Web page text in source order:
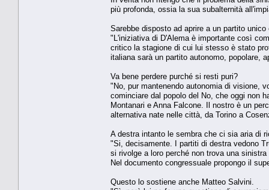
più profonda, ossia la sua subalternità
Sarebbe disposto ad aprire a un partito unico
"L'iniziativa di D'Alema è importante così
critico la stagione di cui lui stesso è stato
italiana sarà un partito autonomo, popolare,
Va bene perdere purché si resti puri?
"No, pur mantenendo autonomia di visione,
cominciare dal popolo del No, che oggi non
Montanari e Anna Falcone. Il nostro è un
alternativa nate nelle città, da Torino a
A destra intanto le sembra che ci sia aria di
"Si, decisamente. I partiti di destra vedono
si rivolge a loro perché non trova una
Nel documento congressuale propongo il
Questo lo sostiene anche Matteo Salvini.